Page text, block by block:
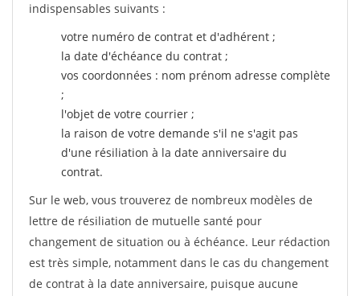
indispensables suivants :
votre numéro de contrat et d'adhérent ;
la date d'échéance du contrat ;
vos coordonnées : nom prénom adresse complète
;
l'objet de votre courrier ;
la raison de votre demande s'il ne s'agit pas
d'une résiliation à la date anniversaire du
contrat.
Sur le web, vous trouverez de nombreux modèles de
lettre de résiliation de mutuelle santé pour
changement de situation ou à échéance. Leur rédaction
est très simple, notamment dans le cas du changement
de contrat à la date anniversaire, puisque aucune